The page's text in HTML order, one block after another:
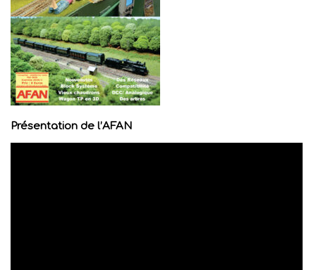
Présentation de l’AFAN